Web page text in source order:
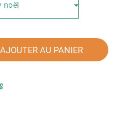
noël
AJOUTER AU PANIER